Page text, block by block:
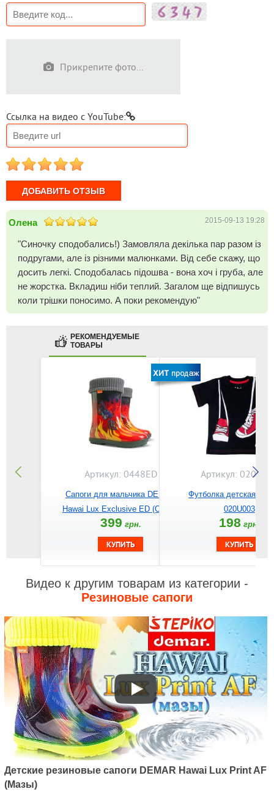
Прикрепите фото...
Ссылка на видео с YouTube:
1 2 3 4 5
Олена 2015-09-13 19:28
"Синочку сподобались!) Замовляла декілька пар разом із
подругами, але із різними малюнками. Від себе скажу, що
досить легкі. Сподобалась підошва - вона хоч і груба, але
не жорстка. Вкладиш ніби теплий. Загалом ще відпишусь
коли трішки поносимо. А поки рекомендую"
РЕКОМЕНДУЕМЫЕ
ТОВАРЫ
Артикул: 0448ED
Сапоги для мальчика DEMAR
Hawai Lux Exclusive ED (Огонь)
399 грн.
Артикул:
Футболка детская
020U003
198 грн.
Видео к другим товарам из категории -
Резиновые сапоги
Детские резиновые сапоги DEMAR Hawai Lux Print AF
(Мазы)